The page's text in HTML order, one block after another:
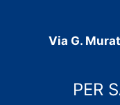
Via G.
PER